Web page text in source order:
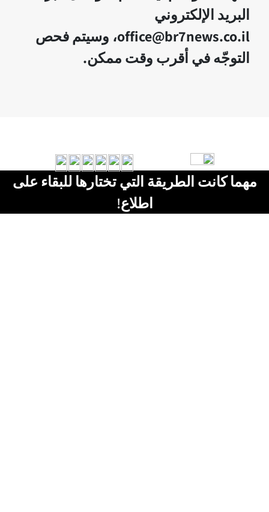
البريد الإلكتروني
office@br7news.co.il، وسيتم فحص
التوجّه في أقرب وقت ممكن.
مهما كانت الطريقة التي تختارها للبقاء على
اطلاع!